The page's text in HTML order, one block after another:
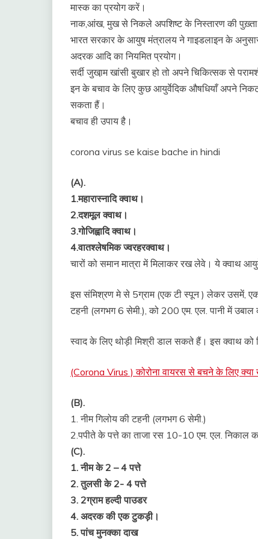
मास्क का प्रयोग करें।
नाक,आंख, मुख से निकले अपशिष्ट के निस्तारण की पुख़्ता
भारत सरकार के आयुष मंत्रालय ने गाइडलाइन के
अदरक आदि का नियमित प्रयोग।
सर्दी जुखा़म खांसी बुखार हो तो अपने चिकित्सक से
इन के बचाव के लिए कुछ आयुर्वेदिक औषधियाँ अपने
सकता हैं।
बचाव ही उपाय है।
corona virus se kaise bache in hindi
(A).
1.महारास्नादि क्वाथ।
2.दशमूल क्वाथ।
3.गोजिह्वादि क्वाथ।
4.वातश्लेषमिक ज्वरहरक्वाथ।
चारों को समान मात्रा में मिलाकर रख लेवे। ये क्वाथ
इस संमिश्रण मे से 5ग्राम (एक टी स्पून ) लेकर उसमें, एक
टहनी (लगभग 6 सेमी.), को 200 एम. एल. पानी में
स्वाद के लिए थोड़ी मिश्री डाल सकते हैं। इस क्वाथ को
(Corona Virus ) कोरोना वायरस से बचने के लिए
(B).
1. नीम गिलोय की टहनी (लगभग 6 सेमी.)
2.पपीते के पत्ते का ताजा रस 10-10 एम. एल. निकाल
(C).
1. नीम के 2 – 4 पत्ते
2. तुलसी के 2- 4 पत्ते
3. 2ग्राम हल्दी पाउडर
4. अदरक की एक टुकड़ी।
5. पांच मुनक्का दाख